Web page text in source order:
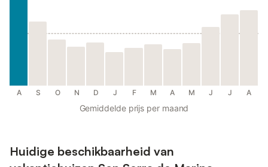
A S O N D J F M A M J J A
Gemiddelde prijs per maand
Huidige beschikbaarheid van